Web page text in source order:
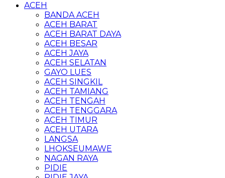
ACEH
BANDA ACEH
ACEH BARAT
ACEH BARAT DAYA
ACEH BESAR
ACEH JAYA
ACEH SELATAN
GAYO LUES
ACEH SINGKIL
ACEH TAMIANG
ACEH TENGAH
ACEH TENGGARA
ACEH TIMUR
ACEH UTARA
LANGSA
LHOKSEUMAWE
NAGAN RAYA
PIDIE